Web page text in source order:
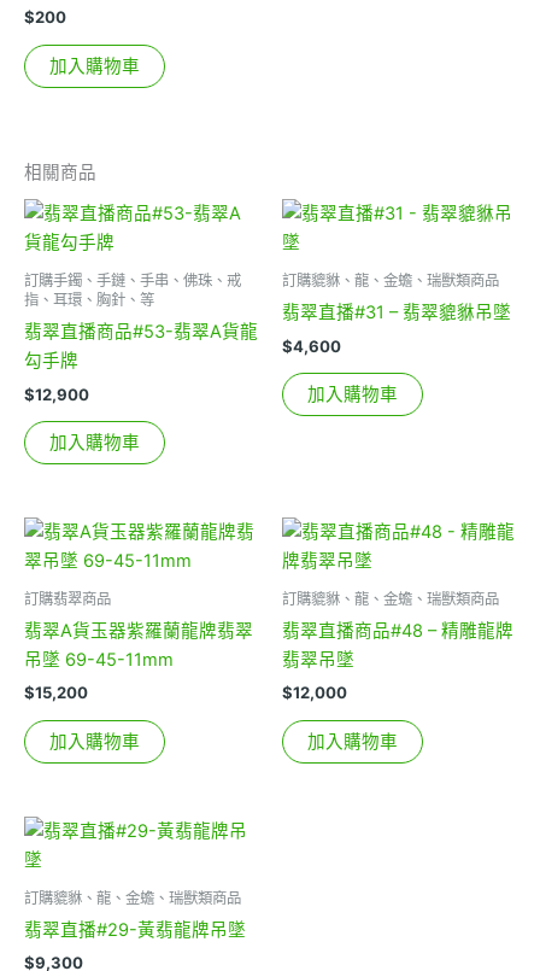
$200
加入購物車
相關商品
訂購手鐲、手鏈、手串、佛珠、戒
指、耳環、胸針、等
翡翠直播商品#53-翡翠A貨龍
勾手牌
$12,900
加入購物車
訂購貔貅、龍、金蟾、瑞獸類商品
翡翠直播#31 – 翡翠貔貅吊墜
$4,600
加入購物車
訂購翡翠商品
翡翠A貨玉器紫羅蘭龍牌翡翠
吊墜 69-45-11mm
$15,200
加入購物車
訂購貔貅、龍、金蟾、瑞獸類商品
翡翠直播商品#48 – 精雕龍牌
翡翠吊墜
$12,000
加入購物車
訂購貔貅、龍、金蟾、瑞獸類商品
翡翠直播#29-黃翡龍牌吊墜
$9,300